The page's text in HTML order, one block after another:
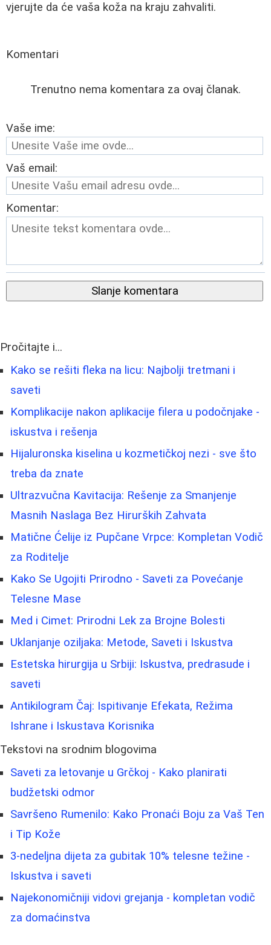
vjerujte da će vaša koža na kraju zahvaliti.
Komentari
Trenutno nema komentara za ovaj članak.
Vaše ime:
Vaš email:
Komentar:
Slanje komentara
Pročitajte i...
Kako se rešiti fleka na licu: Najbolji tretmani i
saveti
Komplikacije nakon aplikacije filera u podočnjake -
iskustva i rešenja
Hijaluronska kiselina u kozmetičkoj nezi - sve što
treba da znate
Ultrazvučna Kavitacija: Rešenje za Smanjenje
Masnih Naslaga Bez Hirurških Zahvata
Matične Ćelije iz Pupčane Vrpce: Kompletan Vodič
za Roditelje
Kako Se Ugojiti Prirodno - Saveti za Povećanje
Telesne Mase
Med i Cimet: Prirodni Lek za Brojne Bolesti
Uklanjanje oziljaka: Metode, Saveti i Iskustva
Estetska hirurgija u Srbiji: Iskustva, predrasude i
saveti
Antikilogram Čaj: Ispitivanje Efekata, Režima
Ishrane i Iskustava Korisnika
Tekstovi na srodnim blogovima
Saveti za letovanje u Grčkoj - Kako planirati
budžetski odmor
Savršeno Rumenilo: Kako Pronaći Boju za Vaš Ten
i Tip Kože
3-nedeljna dijeta za gubitak 10% telesne težine -
Iskustva i saveti
Najekonomičniji vidovi grejanja - kompletan vodič
za domaćinstva